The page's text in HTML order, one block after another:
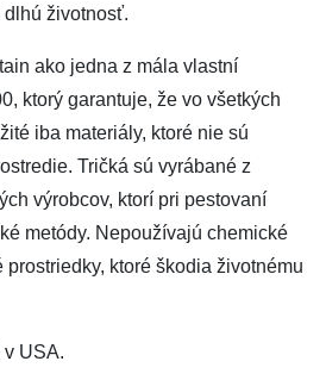
dlhú životnosť.
ako jedna z mála vlastní
ktorý garantuje, že vo všetkých
iba materiály, ktoré nie sú
Tričká sú vyrábané z
výrobcov, ktorí pri pestovaní
metódy. Nepoužívajú chemické
ktoré škodia životnému
v USA.